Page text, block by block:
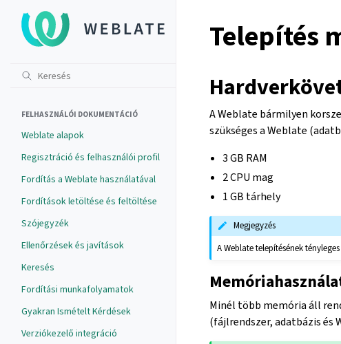
FELHASZNÁLÓI DOKUMENTÁCIÓ
Weblate alapok
Regisztráció és felhasználói profil
Fordítás a Weblate használatával
Fordítások letöltése és feltöltése
Szójegyzék
Ellenőrzések és javítások
Keresés
Fordítási munkafolyamatok
Gyakran Ismételt Kérdések
Verziókezelő integráció
Telepítés
A Weblate bármilyen
szükséges a Weblate
3 GB RAM
2 CPU mag
1 GB tárhely
Megjegyzés
A Weblate telepítésének
Minél több memória áll
(fájlrendszer, adatbázis és